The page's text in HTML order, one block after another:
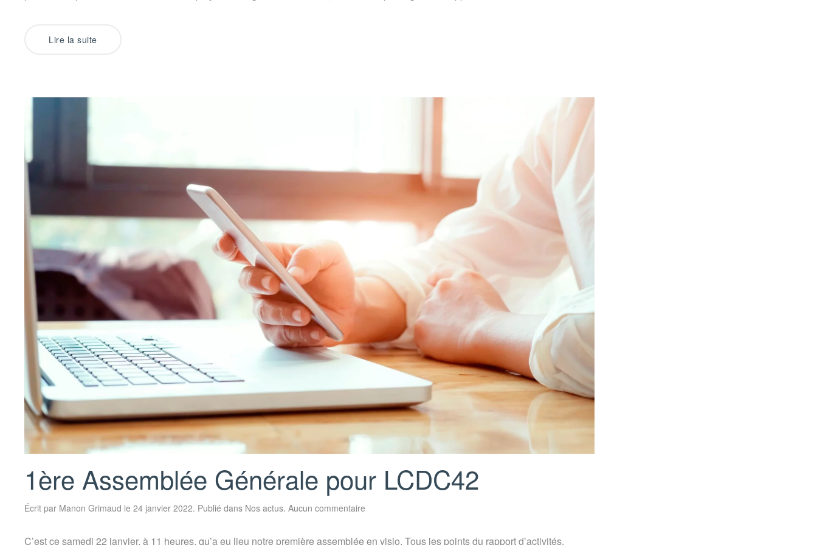
Lire la suite
1ère Assemblée Générale pour LCDC42
Écrit par Manon Grimaud le 24 janvier 2022. Publié dans Nos actus. Aucun commentaire
pour
C’est ce samedi 22 janvier, à 11 heures, qu’a eu lieu notre première assemblée en visio. Tous les points du rapport d’activités,